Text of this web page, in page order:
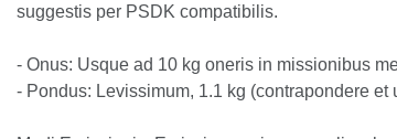
suggestis per PSDK compatibilis.
- Onus: Usque ad 10 kg oneris in missionibus
- Pondus: Levissimum, 1.1 kg (contrapondere